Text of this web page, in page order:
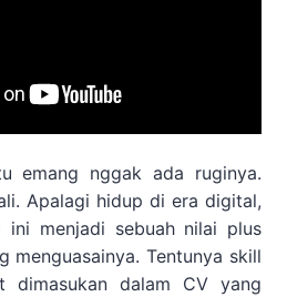
emang nggak ada ruginya.
Apalagi hidup di era digital,
menjadi sebuah nilai plus
menguasainya. Tentunya skill
dalam CV yang